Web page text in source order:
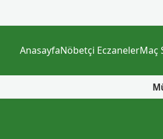
AnasayfaNöbetçi EczanelerMaç
Müslüman